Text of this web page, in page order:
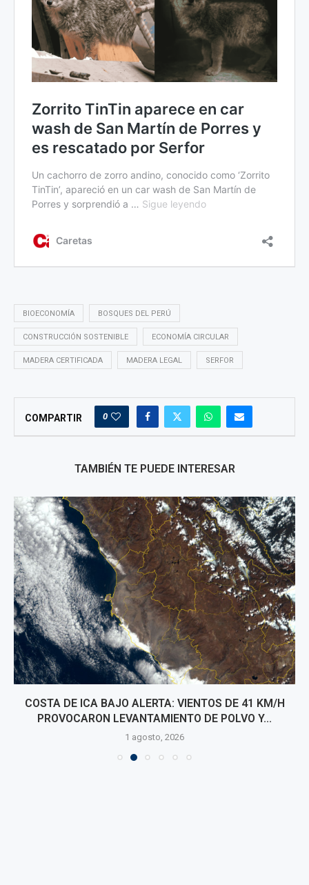
BIOECONOMÍA BOSQUES DEL PERÚ
CONSTRUCCIÓN SOSTENIBLE ECONOMÍA CIRCULAR
MADERA CERTIFICADA MADERA LEGAL SERFOR
COMPARTIR 0
TAMBIÉN TE PUEDE INTERESAR
COSTA DE ICA BAJO ALERTA: VIENTOS DE 41 KM/H
PROVOCARON LEVANTAMIENTO DE POLVO Y...
1 agosto, 2026